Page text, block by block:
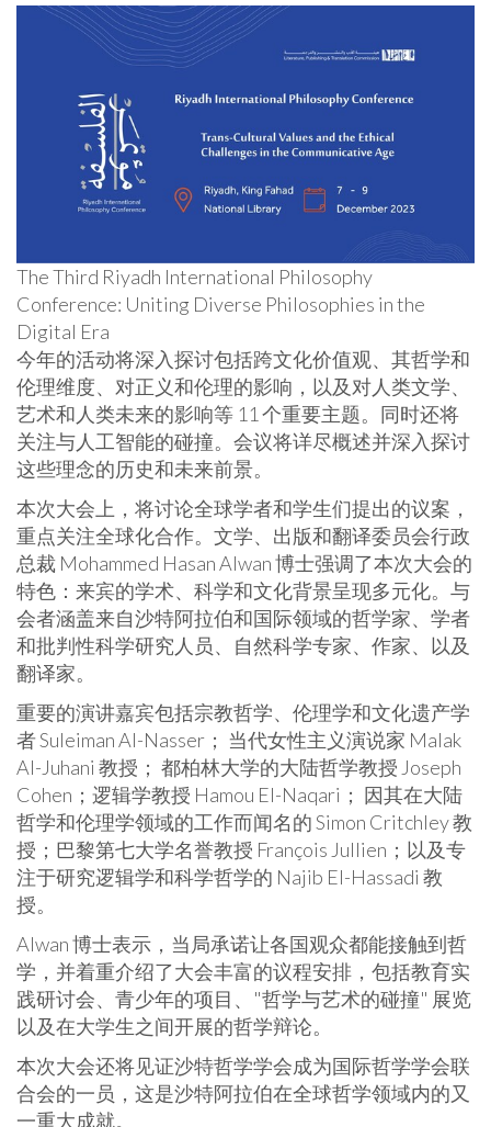
The Third Riyadh International Philosophy
Conference: Uniting Diverse Philosophies in the
Digital Era
今年的活动将深入探讨包括跨文化价值观、其哲学和
伦理维度、对正义和伦理的影响，以及对人类文学、
艺术和人类未来的影响等 11 个重要主题。同时还将
关注与人工智能的碰撞。会议将详尽概述并深入探讨
这些理念的历史和未来前景。
本次大会上，将讨论全球学者和学生们提出的议案，
重点关注全球化合作。文学、出版和翻译委员会行政
总裁 Mohammed Hasan Alwan 博士强调了本次大会的
特色：来宾的学术、科学和文化背景呈现多元化。与
会者涵盖来自沙特阿拉伯和国际领域的哲学家、学者
和批判性科学研究人员、自然科学专家、作家、以及
翻译家。
重要的演讲嘉宾包括宗教哲学、伦理学和文化遗产学
者Suleiman Al-Nasser； 当代女性主义演说家 Malak
Al-Juhani 教授； 都柏林大学的大陆哲学教授 Joseph
Cohen；逻辑学教授 Hamou El-Naqari； 因其在大陆
哲学和伦理学领域的工作而闻名的Simon Critchley教
授；巴黎第七大学名誉教授 François Jullien；以及专
注于研究逻辑学和科学哲学的 Najib El-Hassadi 教
授。
Alwan 博士表示，当局承诺让各国观众都能接触到哲
学，并着重介绍了大会丰富的议程安排，包括教育实
践研讨会、青少年的项目、"哲学与艺术的碰撞" 展览
以及在大学生之间开展的哲学辩论。
本次大会还将见证沙特哲学学会成为国际哲学学会联
合会的一员，这是沙特阿拉伯在全球哲学领域内的又
一重大成就。